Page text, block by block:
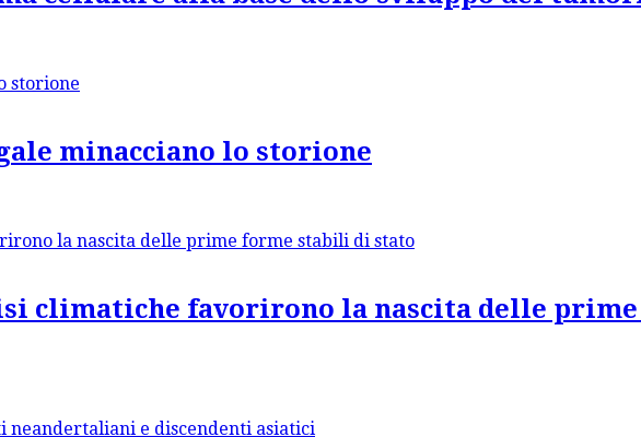
minacciano lo storione
climatiche favorirono la nascita delle